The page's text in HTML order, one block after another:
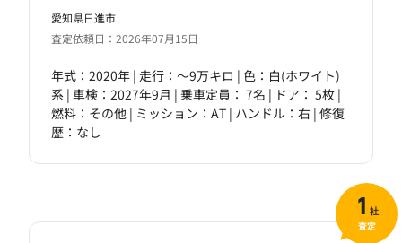
愛知県日進市
査定依頼日：2026年07月15日
年式：2020年 | 走行：～9万キロ | 色：白(ホワイト)
系 | 車検：2027年9月 | 乗車定員： 7名 | ドア： 5枚 |
燃料：その他 | ミッション：AT | ハンドル：右 | 修復
歴：なし
1 社
査定